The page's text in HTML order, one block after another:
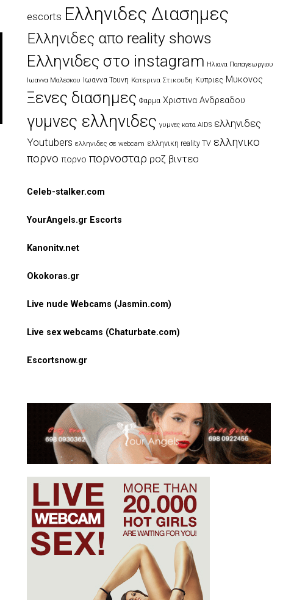
escorts Ελληνιδες Διασημες
Ελληνιδες απο reality shows
Ελληνιδες στο instagram Ηλιανα Παπαγεωργιου
Ιωαννα Μαλεσκου
Ιωαννα Τουνη Κατερινα Στικουδη Κυπριες Μυκονος
Ξενες διασημες Φαρμα Χριστινα Ανδρεαδου
γυμνες ελληνιδες γυμνες κατα AIDS ελληνιδες
Youtubers ελληνιδες σε webcam ελληνικη reality TV ελληνικο
πορνο πορνο πορνοσταρ ροζ βιντεο
Celeb-stalker.com
YourAngels.gr Escorts
Kanonitv.net
Okokoras.gr
Live nude Webcams (Jasmin.com)
Live sex webcams (Chaturbate.com)
Escortsnow.gr